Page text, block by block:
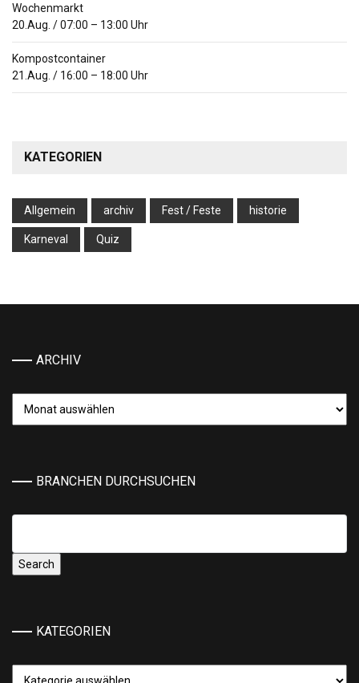
Wochenmarkt
20.Aug. /07:00 – 13:00 Uhr
Kompostcontainer
21.Aug. / 16:00 – 18:00 Uhr
KATEGORIEN
Allgemein archiv Fest / Feste historie
Karneval Quiz
ARCHIV
BRANCHEN DURCHSUCHEN
KATEGORIEN